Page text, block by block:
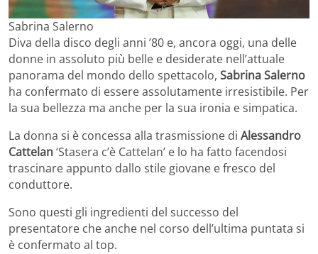
Sabrina Salerno
Diva della disco degli anni ’80 e, ancora oggi, una delle
donne in assoluto più belle e desiderate nell’attuale
panorama del mondo dello spettacolo, Sabrina Salerno
ha confermato di essere assolutamente irresistibile. Per
la sua bellezza ma anche per la sua ironia e simpatica.
La donna si è concessa alla trasmissione di Alessandro
Cattelan‘Stasera c’è Cattelan’ e lo ha fatto facendosi
trascinare appunto dallo stile giovane e fresco del
conduttore.
Sono questi gli ingredienti del successo del
presentatore che anche nel corso dell’ultima puntata si
è confermato al top.